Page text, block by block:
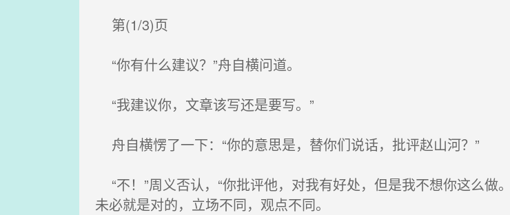
第(1/3)页
“你有什么建议？”舟自横问道。
“我建议你，文章该写还是要写。”
舟自横愣了一下：“你的意思是，替你们说话，批评赵山河？”
“不！”周义否认，“你批评他，对我有好处，但是我不想你这么
未必就是对的，立场不同，观点不同。